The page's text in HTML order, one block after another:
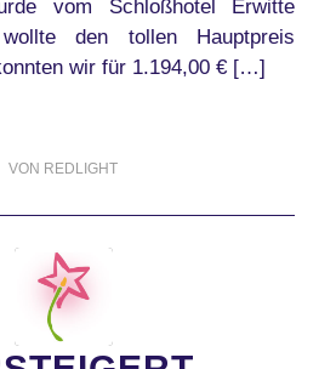
vom Schloßhotel Erwitte
den tollen Hauptpreis
wir für 1.194,00 € […]
VON REDLIGHT